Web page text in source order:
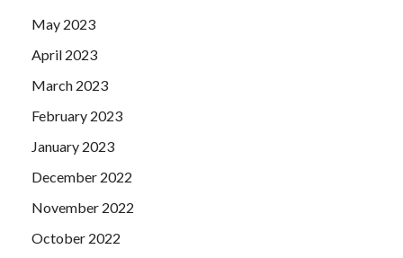
May 2023
April 2023
March 2023
February 2023
January 2023
December 2022
November 2022
October 2022